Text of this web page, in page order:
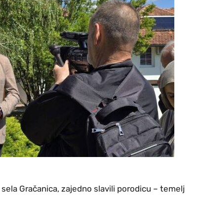
Gračanica, zajedno slavili porodicu – temelj